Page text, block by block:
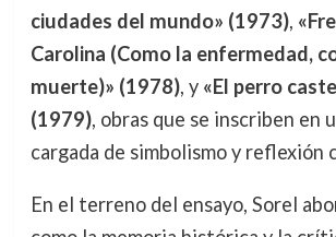
ciudades del mundo» (1973),
Carolina (Como la enfermedad,
muerte)» (1978), y «El perro
(1979), obras que se inscriben en
cargada de simbolismo y reflexión
En el terreno del ensayo, Sorel